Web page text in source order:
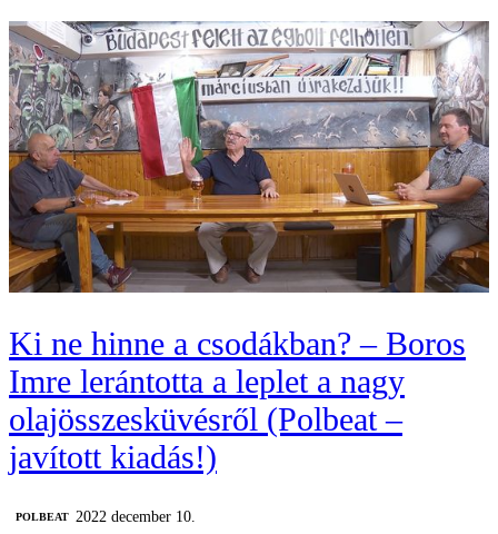
Ki ne hinne a csodákban? – Boros
Imre lerántotta a leplet a nagy
olajösszesküvésről (Polbeat –
javított kiadás!)
‎POLBEAT
2022 december 10.